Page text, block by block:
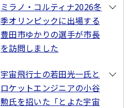
ミラノ・コルティナ2026冬
季オリンピックに出場する
豊田市ゆかりの選手が市長
を訪問しました
宇宙飛行士の若田光一氏と
ロケットエンジニアの小谷
勲氏を招いた「とよた宇宙